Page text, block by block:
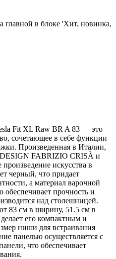
главной в блоке 'Хит, новинка,
Fit XL Raw BR A 83 — это
сочетающее в себе функции
Произведенная в Италии,
DESIGN FABRIZIO CRISÀ и
произведение искусства в
черный, что придает
а материал варочной
прочность и
над столешницей.
83 см в ширину, 51.5 см в
его компактным и
ниши для встраивания
панелью осуществляется с
что обеспечивает